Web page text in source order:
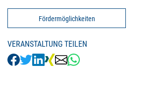
Fördermöglichkeiten
VERANSTALTUNG TEILEN